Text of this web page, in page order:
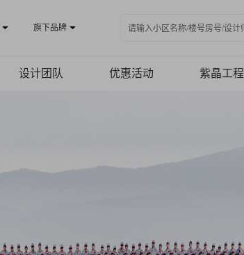
旗下品牌
设计团队 优惠活动 紫晶工程